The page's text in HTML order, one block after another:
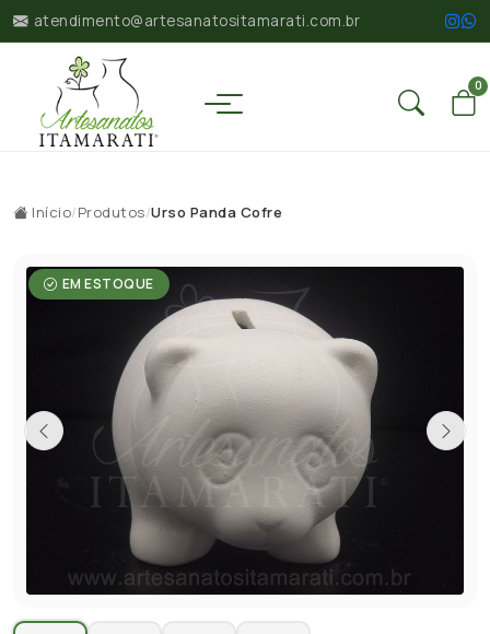
atendimento@artesanatositamarati.com.br
0
Início/Produtos/Urso Panda Cofre
EM ESTOQUE